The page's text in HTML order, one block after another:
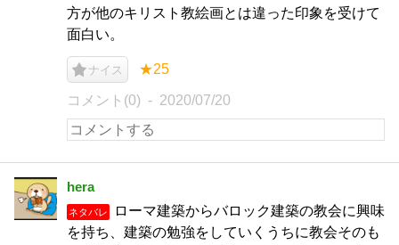
方が他のキリスト教絵画とは違った印象を受けて
面白い。
ナイス ★25
コメント(0) 2020/07/20
hera
ネタバレ
ローマ建築からバロック建築の教会に興味
を持ち、建築の勉強をしていくうちに教会そのも